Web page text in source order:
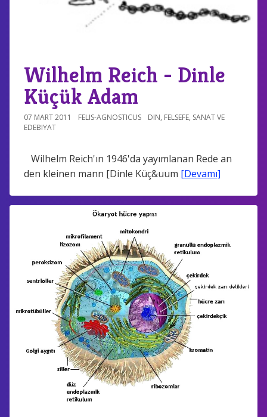
Wilhelm Reich - Dinle
Küçük Adam
07 MART 2011 FELIS-AGNOSTICUS DIN, FELSEFE, SANAT VE
EDEBIYAT
Wilhelm Reich'ın 1946'da yayımlanan Rede an
den kleinen mann [Dinle Küç&uum [Devamı]